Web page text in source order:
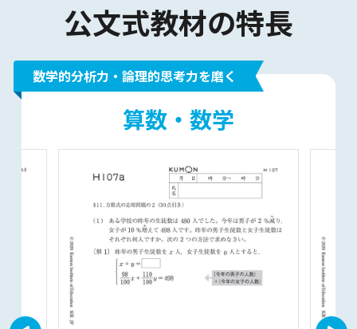
公文式教材の特長
数学的分析力・論理的思考力を磨く
算数・数学